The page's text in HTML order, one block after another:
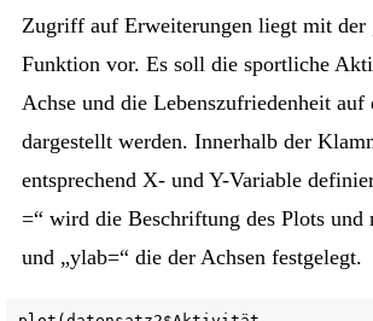
Zugriff auf Erweiterungen liegt mit der
Funktion vor. Es soll die sportliche
Achse und die Lebenszufriedenheit auf
dargestellt werden. Innerhalb der
entsprechend X- und Y-Variable
=“ wird die Beschriftung des Plots und
und „ylab=“ die der Achsen festgelegt.